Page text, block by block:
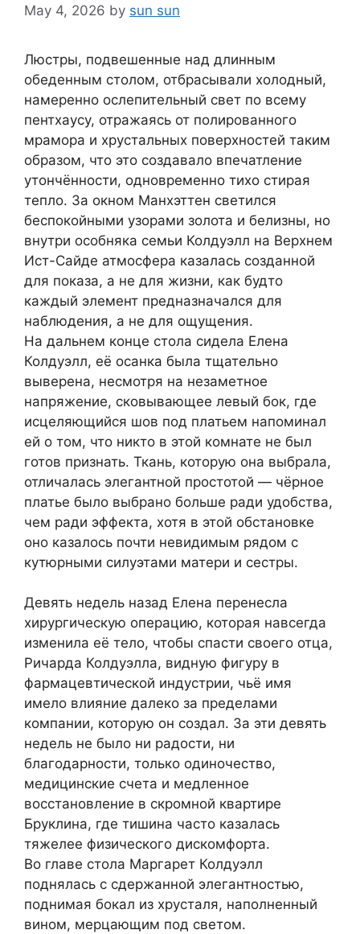
May 4, 2026 by sun sun
Люстры, подвешенные над длинным
обеденным столом, отбрасывали холодный,
намеренно ослепительный свет по всему
пентхаусу, отражаясь от полированного
мрамора и хрустальных поверхностей таким
образом, что это создавало впечатление
утончённости, одновременно тихо стирая
тепло. За окном Манхэттен светился
беспокойными узорами золота и белизны, но
внутри особняка семьи Колдуэлл на Верхнем
Ист-Сайде атмосфера казалась созданной
для показа, а не для жизни, как будто
каждый элемент предназначался для
наблюдения, а не для ощущения.
На дальнем конце стола сидела Елена
Колдуэлл, её осанка была тщательно
выверена, несмотря на незаметное
напряжение, сковывающее левый бок, где
исцеляющийся шов под платьем напоминал
ей о том, что никто в этой комнате не был
готов признать. Ткань, которую она выбрала,
отличалась элегантной простотой — чёрное
платье было выбрано больше ради удобства,
чем ради эффекта, хотя в этой обстановке
оно казалось почти невидимым рядом с
кутюрными силуэтами матери и сестры.
Девять недель назад Елена перенесла
хирургическую операцию, которая навсегда
изменила её тело, чтобы спасти своего отца,
Ричарда Колдуэлла, видную фигуру в
фармацевтической индустрии, чьё имя
имело влияние далеко за пределами
компании, которую он создал. За эти девять
недель не было ни радости, ни
благодарности, только одиночество,
медицинские счета и медленное
восстановление в скромной квартире
Бруклина, где тишина часто казалась
тяжелее физического дискомфорта.
Во главе стола Маргарет Колдуэлл
поднялась с сдержанной элегантностью,
поднимая бокал из хрусталя, наполненный
вином, мерцающим под светом.